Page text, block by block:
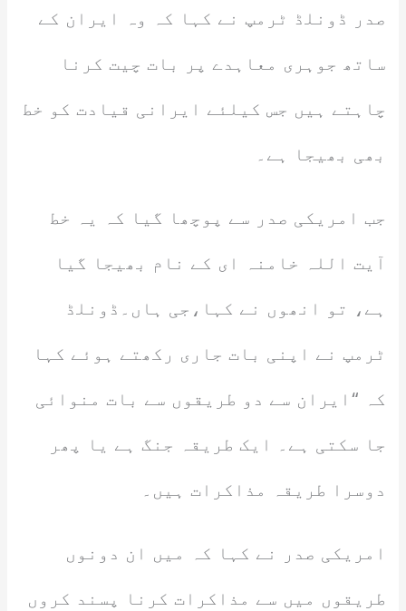
صدر ڈونلڈ ٹرمپ نے کہا کہ وہ ایران کے
ساتھ جوہری معاہدے پر بات چیت کرنا
چاہتے ہیں جس کیلئے ایرانی قیادت کو خط
بھی بھیجا ہے۔
جب امریکی صدر سے پوچھا گیا کہ یہ خط
آیت اللہ خامنہ ای کے نام بھیجا گیا
ہے، تو انھوں نے کہا،جی ہاں۔ڈونلڈ
ٹرمپ نے اپنی بات جاری رکھتے ہوئے کہا
کہ “ایران سے دو طریقوں سے بات منوائی
جا سکتی ہے۔ ایک طریقہ جنگ ہے یا پھر
دوسرا طریقہ مذاکرات ہیں۔
امریکی صدر نے کہا کہ میں ان دونوں
طریقوں میں سے مذاکرات کرنا پسند کروں